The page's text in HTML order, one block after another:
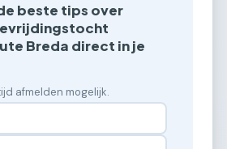
beste tips over
Breda direct in je
afmelden mogelijk.